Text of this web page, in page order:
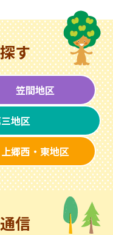
す
笠間地区
地区
上郷西・東地区
信